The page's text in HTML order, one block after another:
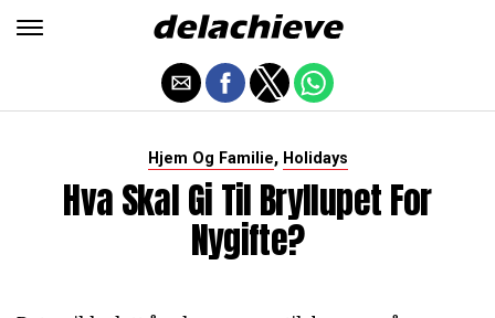
Hjem Og Familie, Holidays
Hva Skal Gi Til Bryllupet For
Nygifte?